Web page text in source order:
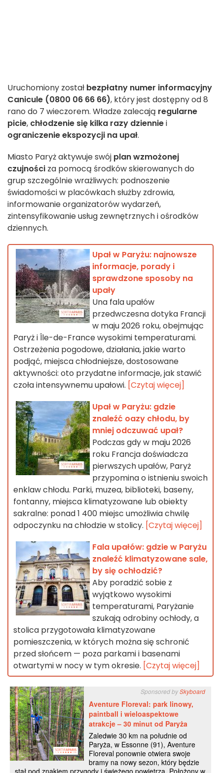
Uruchomiony został bezpłatny numer informacyjny
Canicule (0800 06 66 66), który jest dostępny od 8
rano do 7 wieczorem. Władze zalecają regularne
picie, chłodzenie się kilka razy dzienniei
ograniczenie ekspozycji na upał.
Miasto Paryż aktywuje swój plan wzmożonej
czujności za pomocą środków skierowanych do
grup szczególnie wrażliwych: podnoszenie
świadomości w placówkach służby zdrowia,
informowanie organizatorów wydarzeń,
zintensyfikowanie usług zewnętrznych i ośrodków
dziennych.
Upał w Paryżu: najnowsze
informacje, porady i
sprawdzone sposoby na
upały
Una fala upałów
przedwczesna dotyka Francji
w maju 2026 roku, obejmując
Paryż i Île-de-France wysokimi temperaturami.
Ostrzeżenia pogodowe, działania, jakie warto
podjąć, miejsca chłodniejsze, dostosowane
aktywności: oto przydatne informacje, jak stawić
czoła intensywnemu upałowi. [Czytaj więcej]
Upał w Paryżu: gdzie
znaleźć oazy chłodu, by
mniej odczuwać upał?
Podczas gdy w maju 2026
roku Francja doświadcza
pierwszych upałów, Paryż
przypomina o istnieniu swoich
enklaw chłodu. Parki, muzea, biblioteki, baseny,
fontanny, miejsca klimatyzowane lub obiekty
sakralne: ponad 1 400 miejsc umożliwia chwilę
odpoczynku na chłodzie w stolicy. [Czytaj więcej]
Fala upałów: gdzie w Paryżu
znaleźć klimatyzowane sale,
by się ochłodzić?
Aby poradzić sobie z
wyjątkowo wysokimi
temperaturami, Paryżanie
szukają odrobiny ochłody, a
stolica przygotowała klimatyzowane
pomieszczenia, w których można się schronić
przed słońcem — poza parkami i basenami
otwartymi w nocy w tym okresie. [Czytaj więcej]